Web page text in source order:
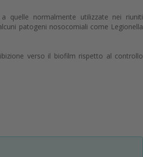
quelle normalmente utilizzate nei riuniti
patogeni nosocomiali come Legionella
verso il biofilm rispetto al controllo